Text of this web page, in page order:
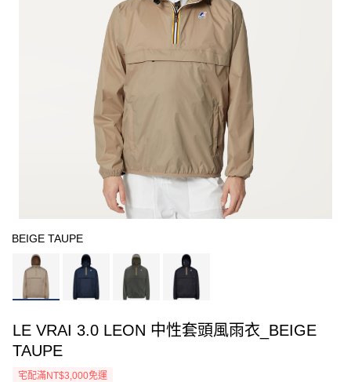
BEIGE TAUPE
LE VRAI 3.0 LEON 中性套頭風雨衣_BEIGE
TAUPE
宅配滿NT$3,000免運